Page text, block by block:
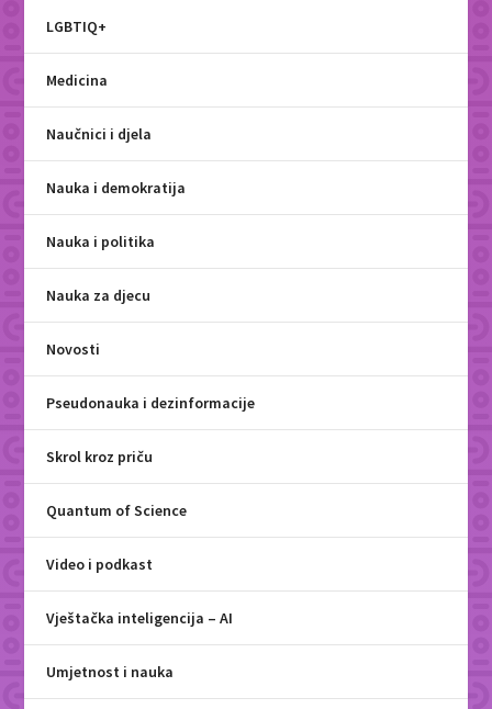
LGBTIQ+
Medicina
Naučnici i djela
Nauka i demokratija
Nauka i politika
Nauka za djecu
Novosti
Pseudonauka i dezinformacije
Skrol kroz priču
Quantum of Science
Video i podkast
Vještačka inteligencija – AI
Umjetnost i nauka